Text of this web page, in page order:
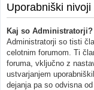
Uporabniški
Kaj so Administratorji?
Administratorji so tisti
celotnim forumom. Ti
foruma, vključno z
ustvarjanjem
dejanja pa so odvisna